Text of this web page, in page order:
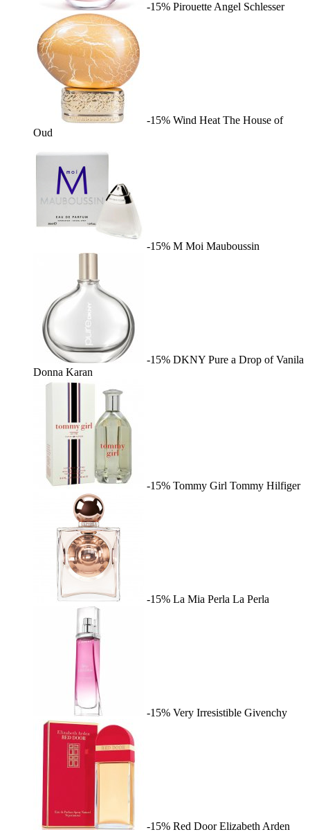
-15% Pirouette Angel Schlesser
-15% Wind Heat The House of
Oud
-15% M Moi Mauboussin
-15% DKNY Pure a Drop of Vanila
Donna Karan
-15% Tommy Girl Tommy Hilfiger
-15% La Mia Perla La Perla
-15% Very Irresistible Givenchy
-15% Red Door Elizabeth Arden